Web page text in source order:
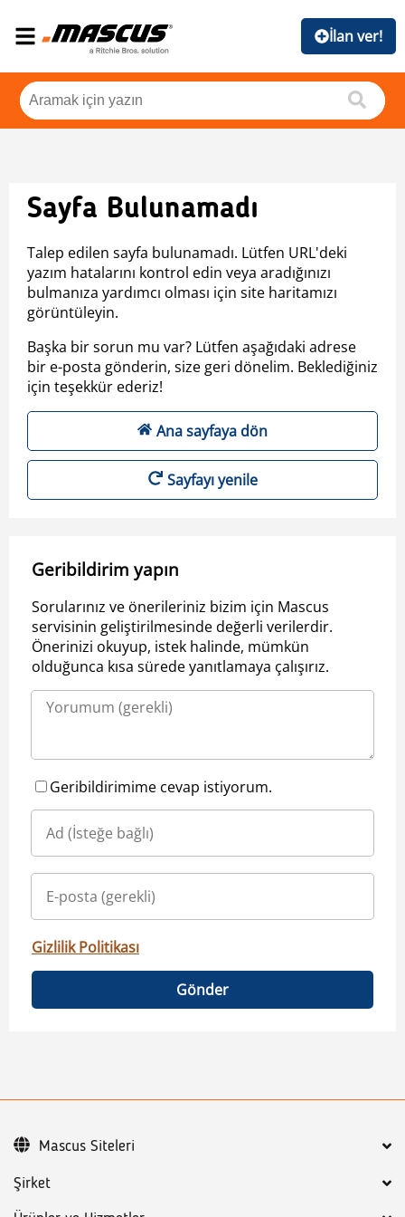
İlan ver!
Sayfa Bulunamadı
Talep edilen sayfa bulunamadı. Lütfen URL'deki
yazım hatalarını kontrol edin veya aradığınızı
bulmanıza yardımcı olması için site haritamızı
görüntüleyin.
Başka bir sorun mu var? Lütfen aşağıdaki adrese
bir e-posta gönderin, size geri dönelim. Beklediğiniz
için teşekkür ederiz!
Ana sayfaya dön
Sayfayı yenile
Geribildirim yapın
Sorularınız ve önerileriniz bizim için Mascus
servisinin geliştirilmesinde değerli verilerdir.
Önerinizi okuyup, istek halinde, mümkün
olduğunca kısa sürede yanıtlamaya çalışırız.
Geribildirimime cevap istiyorum.
Gizlilik Politikası
Gönder
Şirket
Mascus Siteleri